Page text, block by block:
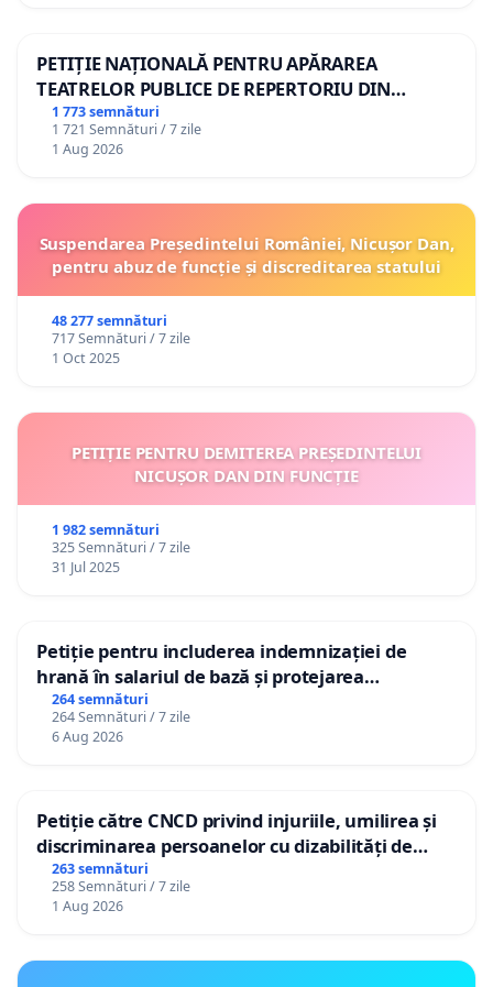
PETIȚIE NAȚIONALĂ PENTRU APĂRAREA
TEATRELOR PUBLICE DE REPERTORIU DIN
ROMÂNIA
1 773 semnături
1 721 Semnături / 7 zile
1 Aug 2026
Suspendarea Președintelui României, Nicușor Dan,
pentru abuz de funcție și discreditarea statului
48 277 semnături
717 Semnături / 7 zile
1 Oct 2025
PETIȚIE PENTRU DEMITEREA PREȘEDINTELUI
NICUȘOR DAN DIN FUNCȚIE
1 982 semnături
325 Semnături / 7 zile
31 Jul 2025
Petiție pentru includerea indemnizației de
hrană în salariul de bază și protejarea
gradațiilor de vechime pentru asistenții
personali
264 semnături
264 Semnături / 7 zile
6 Aug 2026
Petiție către CNCD privind injuriile, umilirea și
discriminarea persoanelor cu dizabilități de
către utilizatorul TikTok „Gorici”
263 semnături
258 Semnături / 7 zile
1 Aug 2026